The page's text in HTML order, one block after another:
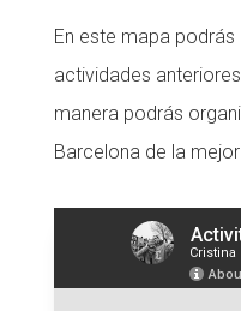
En este mapa
actividades
manera podrás
Barcelona de la